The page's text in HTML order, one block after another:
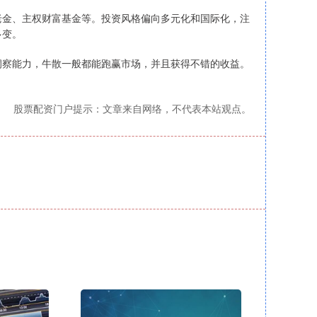
、主权财富基金等。投资风格偏向多元化和国际化，注
。
能力，牛散一般都能跑赢市场，并且获得不错的收益。
股票配资门户提示：文章来自网络，不代表本站观点。